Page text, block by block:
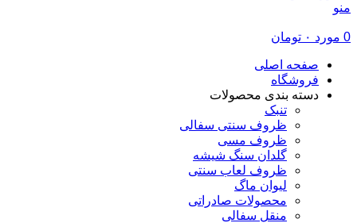
منو
0 مورد ۰ تومان
صفحه اصلی
فروشگاه
دسته بندی محصولات
تنبک
ظروف سنتی سفالی
ظروف مسی
گلدان سنگ شیشه
ظروف لعاب سنتی
لیوان ماگ
محصولات صادراتی
منقل سفالی